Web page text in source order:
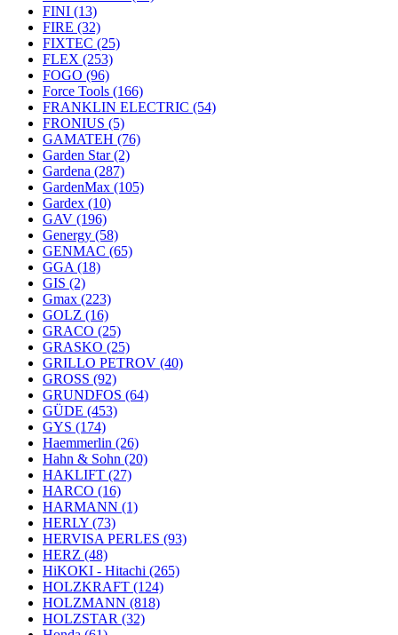
FINI (13)
FIRE (32)
FIXTEC (25)
FLEX (253)
FOGO (96)
Force Tools (166)
FRANKLIN ELECTRIC (54)
FRONIUS (5)
GAMATEH (76)
Garden Star(2)
Gardena (287)
GardenMax (105)
Gardex (10)
GAV (196)
Genergy (58)
GENMAC (65)
GGA (18)
GIS (2)
Gmax (223)
GOLZ (16)
GRACO (25)
GRASKO (25)
GRILLO PETROV (40)
GROSS (92)
GRUNDFOS (64)
GÜDE (453)
GYS (174)
Haemmerlin (26)
Hahn & Sohn (20)
HAKLIFT (27)
HARCO (16)
HARMANN (1)
HERLY (73)
HERVISA PERLES (93)
HERZ (48)
HiKOKI - Hitachi (265)
HOLZKRAFT (124)
HOLZMANN (818)
HOLZSTAR (32)